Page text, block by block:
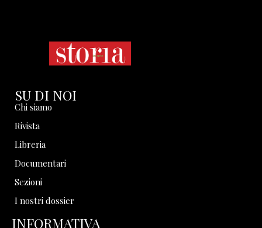
SU DI NOI
Chi siamo
Rivista
Libreria
Documentari
Sezioni
I nostri dossier
INFORMATIVA